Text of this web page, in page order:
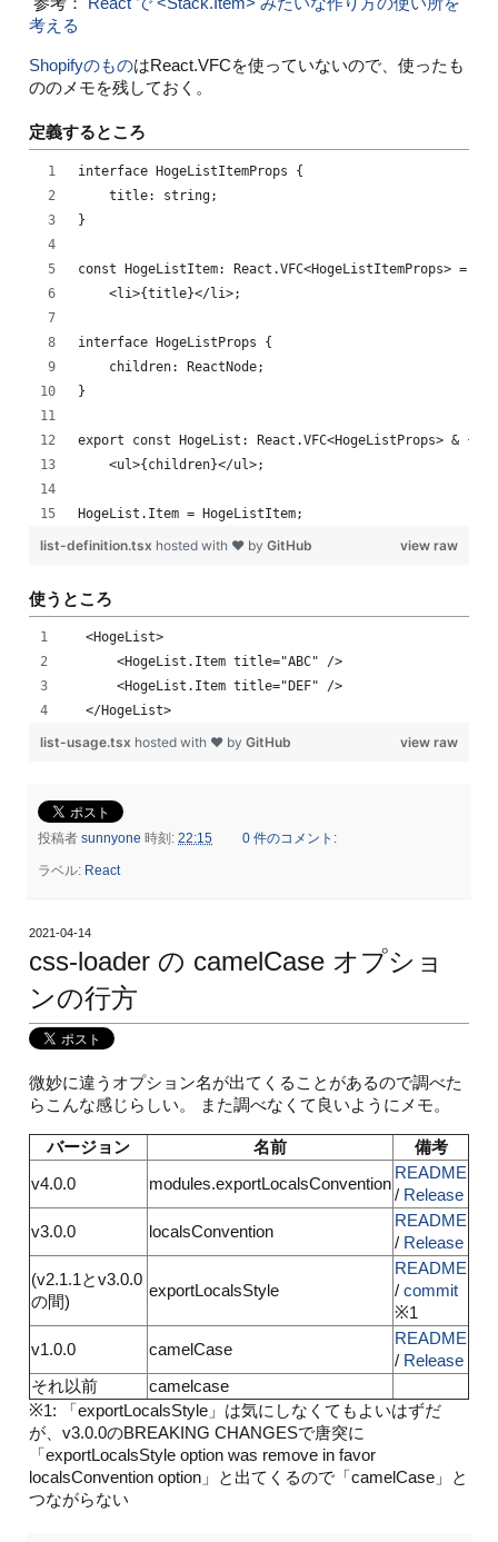
考える
ShopifyのものはReact.VFCを使っていないので、使ったも
ののメモを残しておく。
定義するところ
interface HogeListItemProps {
    title: string;
}
const HogeListItem: React.VFC<HogeListItemProps>
    <li>{title}</li>;
interface HogeListProps {
    children: ReactNode;
}
export const HogeList: React.VFC<HogeListProps> &
    <ul>{children}</ul>;
HogeList.Item = HogeListItem;
view raw
list-definition.tsx hosted with ❤ by GitHub
使うところ
  <HogeList>
      <HogeList.Item title="ABC" />
      <HogeList.Item title="DEF" />
  </HogeList>
view raw
list-usage.tsx hosted with ❤ by GitHub
投稿者 sunnyone 時刻: 22:15 0 件のコメント:
ラベル: React
2021-04-14
css-loader の camelCase オプショ
ンの行方
微妙に違うオプション名が出てくることがあるので調べた
らこんな感じらしい。 また調べなくて良いようにメモ。
バージョン 名前
備考
v4.0.0
modules.exportLocalsConvention
README
/ Release
v3.0.0
localsConvention
README
/ Release
(v2.1.1とv3.0.0
の間)
exportLocalsStyle
README
/ commit
※1
v1.0.0
camelCase
README
/ Release
それ以前
camelcase
※1: 「exportLocalsStyle」は気にしなくてもよいはずだ
が、v3.0.0のBREAKING CHANGESで唐突に
「exportLocalsStyle option was remove in favor
localsConvention option」と出てくるので「camelCase」と
つながらない